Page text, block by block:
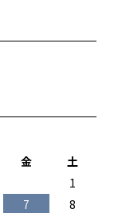
金
土
1
7 8